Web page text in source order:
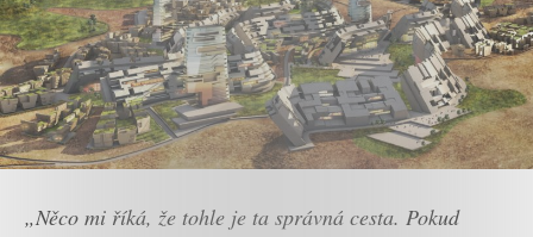
„Něco mi říká, že tohle je ta správná cesta. Pokud